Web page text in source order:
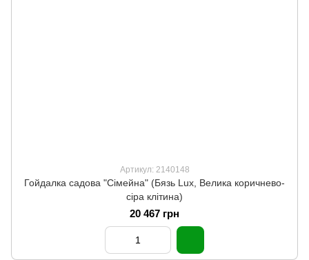
Артикул: 2140148
Гойдалка садова "Сімейна" (Бязь Lux, Велика коричнево-
сіра клітина)
20 467 грн